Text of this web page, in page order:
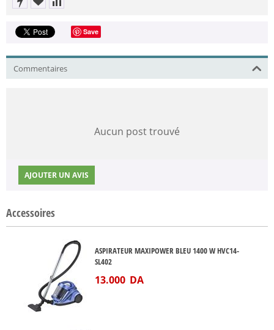
Save
Commentaires
Aucun post trouvé
AJOUTER UN AVIS
Accessoires
ASPIRATEUR MAXIPOWER BLEU 1400 W HVC14-
SL402
13.000 DA